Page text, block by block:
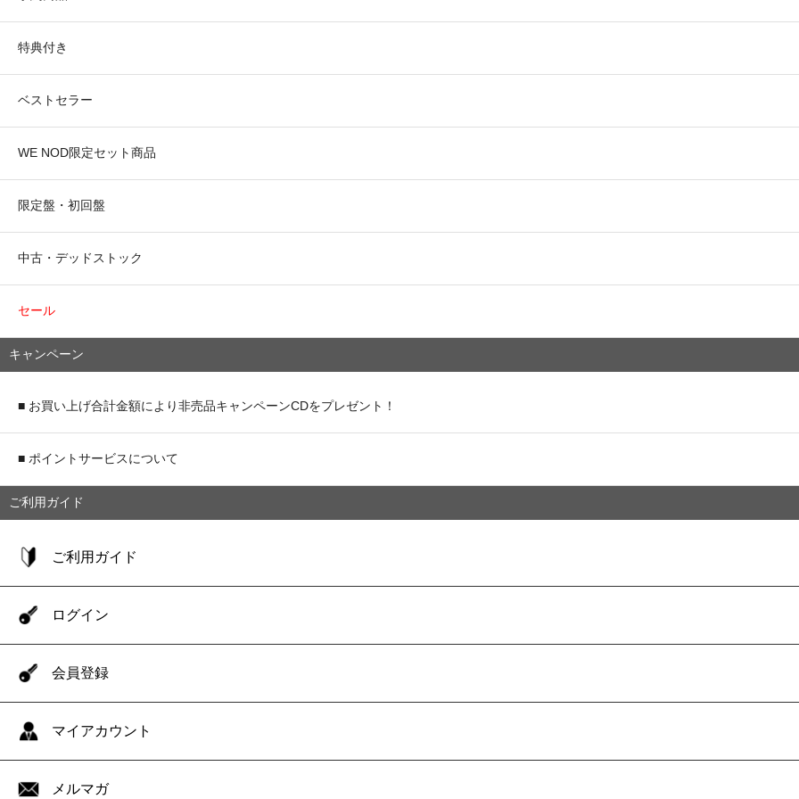
特典付き
ベストセラー
WE NOD限定セット商品
限定盤・初回盤
中古・デッドストック
セール
キャンペーン
■ お買い上げ合計金額により非売品キャンペーンCDをプレゼント！
■ ポイントサービスについて
ご利用ガイド
ご利用ガイド
ログイン
会員登録
マイアカウント
メルマガ